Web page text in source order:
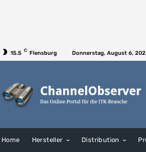
15.5 C Flensburg Donnerstag, August 6,
Home Hersteller Distribution